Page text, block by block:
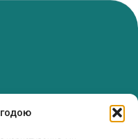
фермерів.
щоб допомагати вам